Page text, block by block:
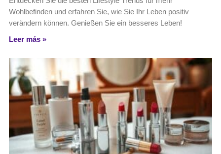
Wohlbefinden und erfahren Sie, wie Sie Ihr Leben positiv
verändern können. Genießen Sie ein besseres Leben!
Leer más »